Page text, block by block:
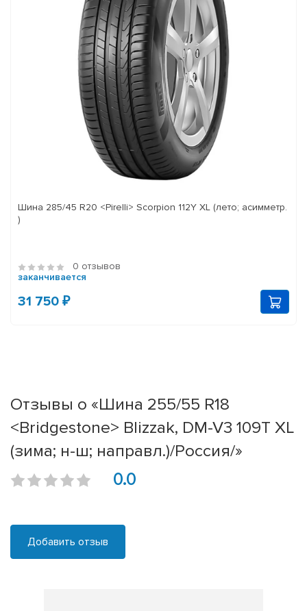
Шина 285/45 R20 <Pirelli> Scorpion 112Y XL (лето; асимметр.
)
0 отзывов
заканчивается
31 750 ₽
Отзывы о «Шина 255/55 R18
<Bridgestone> Blizzak, DM-V3 109T XL
(зима; н-ш; направл.)/Россия/»
0.0
Добавить отзыв